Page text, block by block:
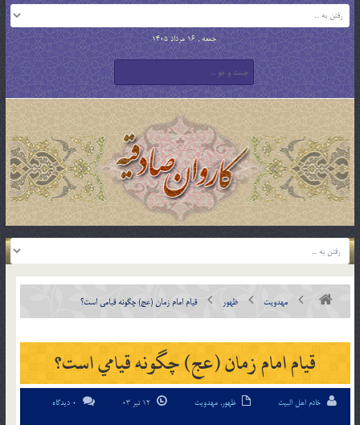
جمعه , 16 مرداد 1405
مهدویت ظهور قيام امام زمان (عج) چگونه قيامي است؟
قيام امام زمان (عج) چگونه قيامي است؟
خادم اهل البیت ظهور, مهدویت 0 دیدگاه